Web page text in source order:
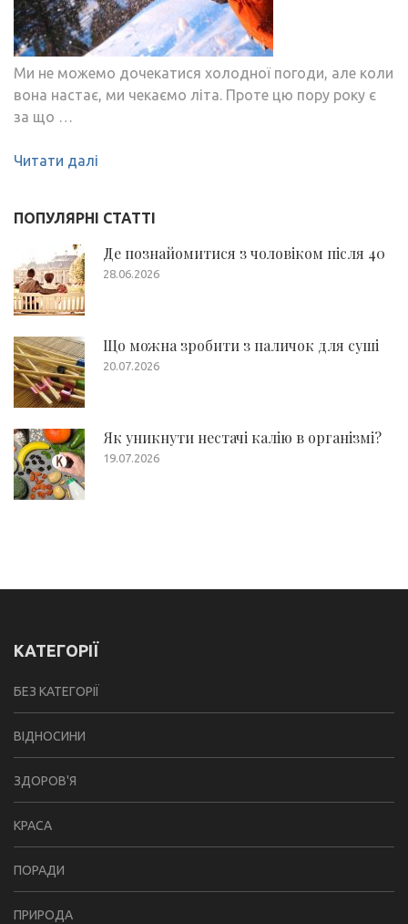
Ми не можемо дочекатися холодної погоди, але коли
вона настає, ми чекаємо літа. Проте цю пору року є
за що …
Читати далі
ПОПУЛЯРНІ СТАТТІ
Де познайомитися з чоловіком після 40
28.06.2026
Що можна зробити з паличок для суші
20.07.2026
Як уникнути нестачі калію в організмі?
19.07.2026
КАТЕГОРІЇ
БЕЗ КАТЕГОРІЇ
ВІДНОСИНИ
ЗДОРОВ'Я
КРАСА
ПОРАДИ
ПРИРОДА